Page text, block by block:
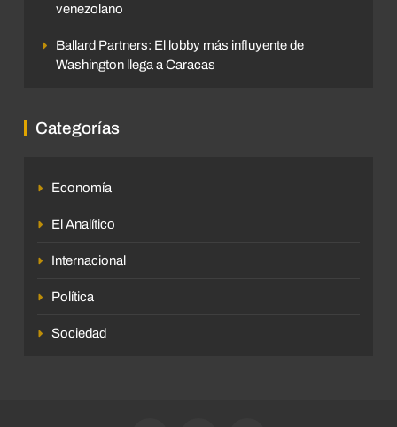
venezolano
Ballard Partners: El lobby más influyente de
Washington llega a Caracas
Categorías
Economía
El Analítico
Internacional
Política
Sociedad